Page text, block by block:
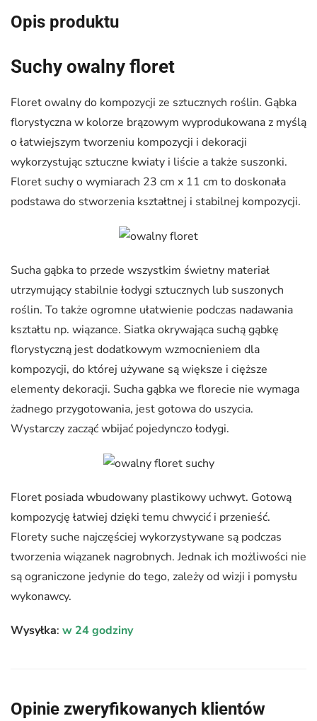
Opis produktu
Suchy owalny floret
Floret owalny do kompozycji ze sztucznych roślin. Gąbka
florystyczna w kolorze brązowym wyprodukowana z myślą
o łatwiejszym tworzeniu kompozycji i dekoracji
wykorzystując sztuczne kwiaty i liście a także suszonki.
Floret suchy o wymiarach 23 cm x 11 cm to doskonała
podstawa do stworzenia kształtnej i stabilnej kompozycji.
Sucha gąbka to przede wszystkim świetny materiał
utrzymujący stabilnie łodygi sztucznych lub suszonych
roślin. To także ogromne ułatwienie podczas nadawania
kształtu np. wiązance. Siatka okrywająca suchą gąbkę
florystyczną jest dodatkowym wzmocnieniem dla
kompozycji, do której używane są większe i cięższe
elementy dekoracji. Sucha gąbka we florecie nie wymaga
żadnego przygotowania, jest gotowa do uszycia.
Wystarczy zacząć wbijać pojedynczo łodygi.
Floret posiada wbudowany plastikowy uchwyt. Gotową
kompozycję łatwiej dzięki temu chwycić i przenieść.
Florety suche najczęściej wykorzystywane są podczas
tworzenia wiązanek nagrobnych. Jednak ich możliwości nie
są ograniczone jedynie do tego, zależy od wizji i pomysłu
wykonawcy.
Wysyłka: w 24 godziny
Opinie zweryfikowanych klientów